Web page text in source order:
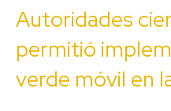
Autoridades
permitió
verde móvil en